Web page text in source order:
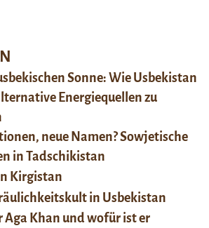
Sonne: Wie Usbekistan
Energiequellen zu
neue Namen? Sowjetische
in Tadschikistan
Kirgistan
in Usbekistan
Aga Khan und wofür ist er